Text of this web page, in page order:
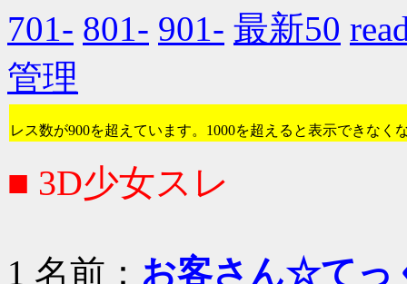
701- 801- 901- 最新50
管理
レス数が900を超えています。1000を超えると表示できなく
■ 3D少女スレ
1 名前： お客さん☆てっ